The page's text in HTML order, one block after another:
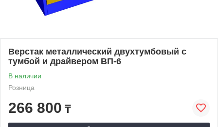
Верстак металлический двухтумбовый с
тумбой и драйвером ВП-6
В наличии
Розница
266 800 ₸